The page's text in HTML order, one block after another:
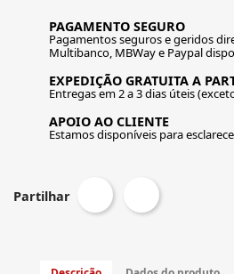
PAGAMENTO SEGURO
Pagamentos seguros e geridos
Multibanco, MBWay e Paypal
EXPEDIÇÃO GRATUITA A
Entregas em 2 a 3 dias úteis
APOIO AO CLIENTE
Estamos disponíveis para
Partilhar